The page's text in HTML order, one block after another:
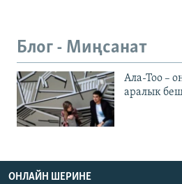
Блог - Миңсанат
Ала-Тоо –
аралык
ОНЛАЙН ШЕРИНЕ